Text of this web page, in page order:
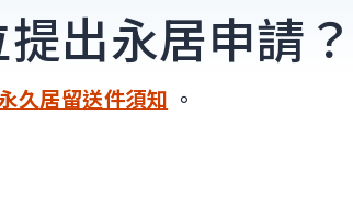
出永居申請？
久居留送件須知 。